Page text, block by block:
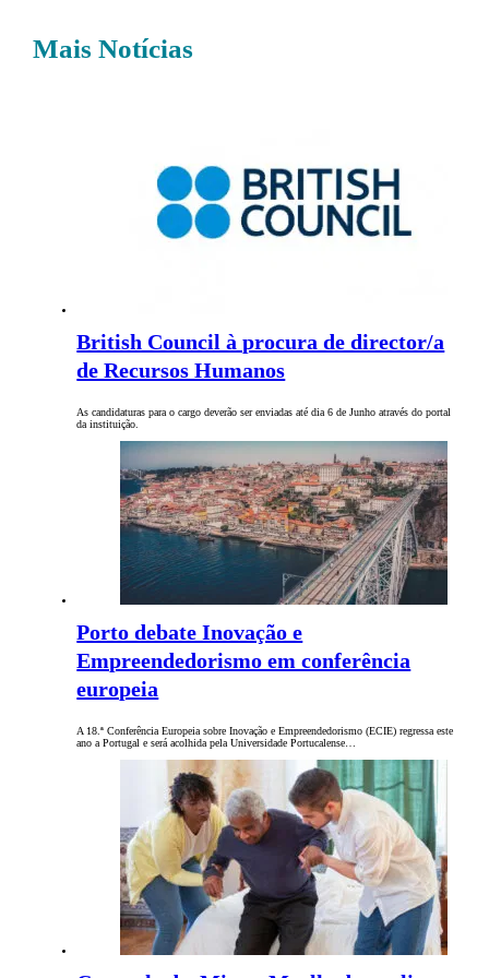
Mais Notícias
British Council à procura de director/a
de Recursos Humanos
As candidaturas para o cargo deverão ser enviadas até dia 6 de Junho através do portal
da instituição.
Porto debate Inovação e
Empreendedorismo em conferência
europeia
A 18.ª Conferência Europeia sobre Inovação e Empreendedorismo (ECIE) regressa este
ano a Portugal e será acolhida pela Universidade Portucalense…